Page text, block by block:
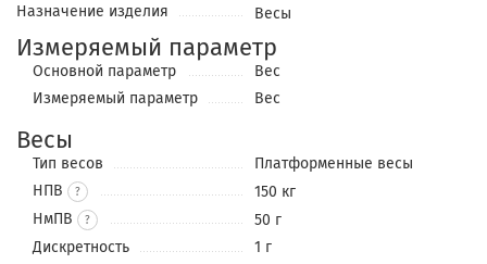
Назначение изделия Весы
Измеряемый параметр
Основной параметр
Вес
Измеряемый параметр
Вес
Весы
Тип весов
Платформенные весы
НПВ
?
150 кг
НмПВ
?
50 г
Дискретность
1 г